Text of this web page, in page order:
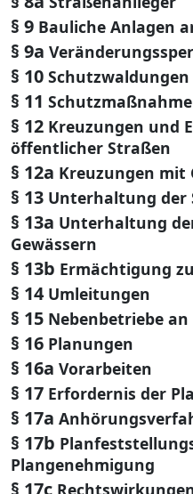
§ 9 Bauliche Anlagen
§ 9a
§ 10 Schutzwaldungen
§ 11
§ 12 Kreuzungen und
öffentlicher Straßen
§ 12a Kreuzungen mit
§ 13 Unterhaltung der
§ 13a Unterhaltung
Gewässern
§ 13b Ermächtigung
§ 14 Umleitungen
§ 15 Nebenbetriebe
§ 16 Planungen
§ 16a Vorarbeiten
§ 17 Erfordernis der
§ 17a
§ 17b
Plangenehmigung
§ 17c